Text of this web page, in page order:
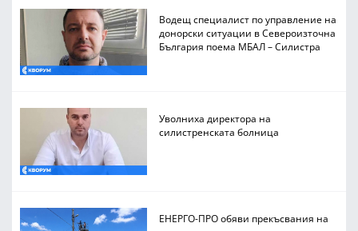
Водещ специалист по управление на
донорски ситуации в Североизточна
България поема МБАЛ – Силистра
Уволниха директора на
силистренската болница
ЕНЕРГО-ПРО обяви прекъсвания на